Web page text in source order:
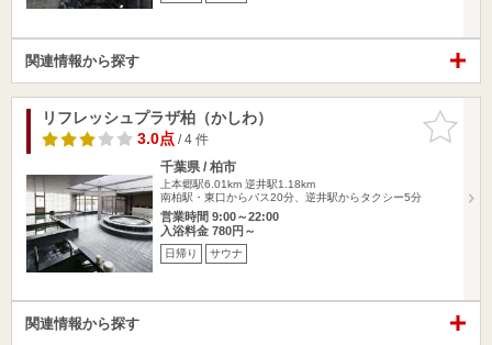
関連情報から探す
お気に入
りに追加
リフレッシュプラザ柏（かしわ）
3.0点/ 4 件
千葉県 / 柏市
上本郷駅6.01km 逆井駅1.18km
南柏駅・東口からバス20分、逆井駅からタクシー5分
営業時間 9:00～22:00
入浴料金 780円～
日帰り サウナ
関連情報から探す